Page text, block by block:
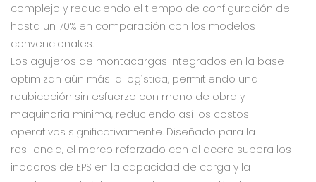
complejo y reduciendo el tiempo de configuración de
hasta un 70% en comparación con los modelos
convencionales‌.
Los agujeros de montacargas integrados en la base
optimizan aún más la logística, permitiendo una
reubicación sin esfuerzo con mano de obra y
maquinaria mínima, reduciendo así los costos
operativos significativamente‌. Diseñado para la
resiliencia, el marco reforzado con el acero supera los
inodoros de EPS en la capacidad de carga y la